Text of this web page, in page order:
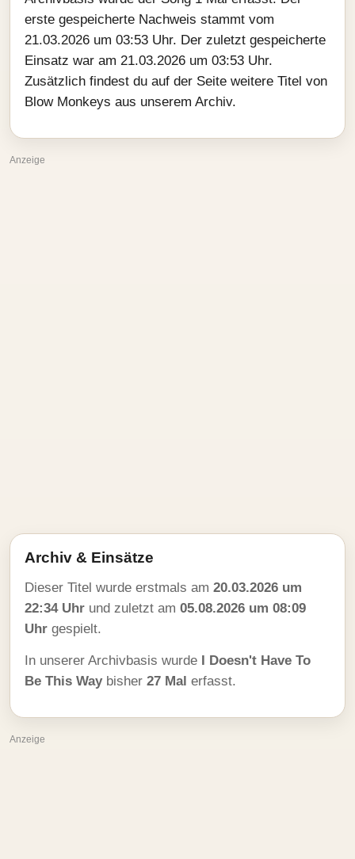
erste gespeicherte Nachweis stammt vom
21.03.2026 um 03:53 Uhr. Der zuletzt gespeicherte
Einsatz war am 21.03.2026 um 03:53 Uhr.
Zusätzlich findest du auf der Seite weitere Titel von
Blow Monkeys aus unserem Archiv.
Anzeige
Archiv & Einsätze
Dieser Titel wurde erstmals am 20.03.2026 um
22:34 Uhr und zuletzt am 05.08.2026 um 08:09
Uhr gespielt.
In unserer Archivbasis wurde I Doesn't Have To
Be This Waybisher 27 Mal erfasst.
Anzeige